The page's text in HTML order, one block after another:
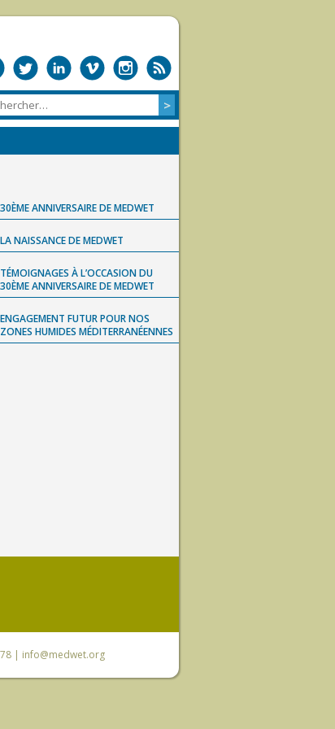
30ÈME ANNIVERSAIRE DE MEDWET
LA NAISSANCE DE MEDWET
TÉMOIGNAGES À L’OCCASION DU
30ÈME ANNIVERSAIRE DE MEDWET
ENGAGEMENT FUTUR POUR NOS
ZONES HUMIDES MÉDITERRANÉENNES
| info@medwet.org